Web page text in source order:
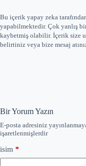
Bu içerik yapay zeka
yapabilmektedir. Çok yanlış
kaybetmiş olabilir. İçerik size
belirtiniz veya bize mesaj
Bir Yorum Yazın
E-posta adresiniz
işaretlenmişlerdir
isim *